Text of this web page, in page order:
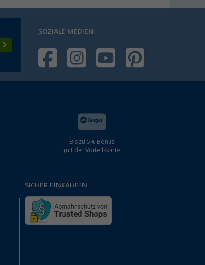
SOZIALE MEDIEN
Bis zu 5% Bonus
mit der Vorteilskarte
SICHER EINKAUFEN